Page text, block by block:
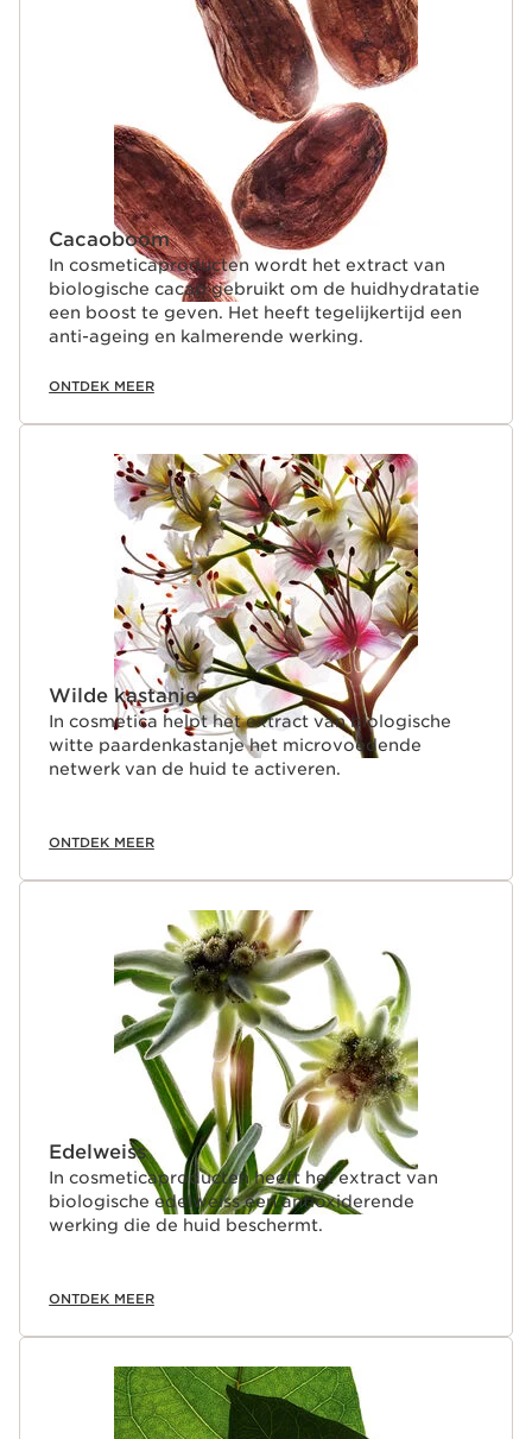
Cacaoboom
In cosmeticaproducten wordt het extract van
biologische cacao gebruikt om de huidhydratatie
een boost te geven. Het heeft tegelijkertijd een
anti-ageing en kalmerende werking.
ONTDEK MEER
Wilde kastanje
In cosmetica helpt het extract van biologische
witte paardenkastanje het microvoedende
netwerk van de huid te activeren.
ONTDEK MEER
Edelweiss
In cosmeticaproducten heeft het extract van
biologische edelweiss een antioxiderende
werking die de huid beschermt.
ONTDEK MEER